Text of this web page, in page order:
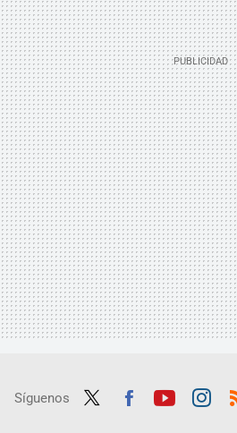
Síguenos